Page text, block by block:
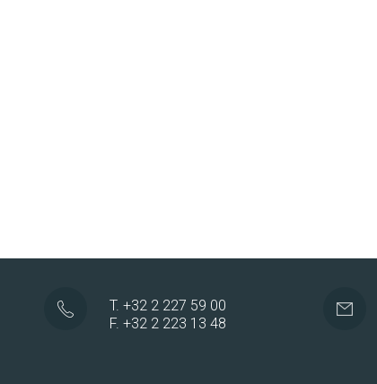
T. +32 2 227 59 00
F. +32 2 223 13 48